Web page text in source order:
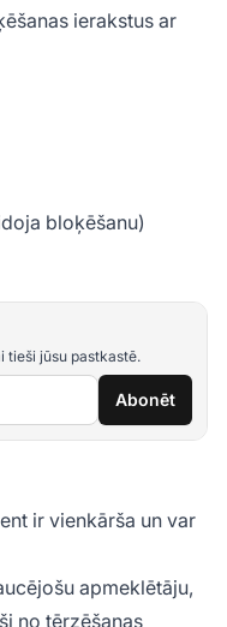
ierakstus ar
bloķēšanu)
tieši jūsu pastkastē.
Abonēt
ir vienkārša un var
apmeklētāju,
no tērzēšanas